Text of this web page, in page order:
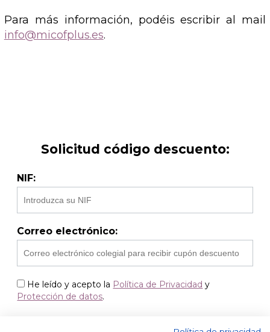
Para más información, podéis escribir al mail
info@micofplus.es.
Solicitud código descuento:
NIF:
Correo electrónico:
He leído y acepto la Política de Privacidad y
Protección de datos.